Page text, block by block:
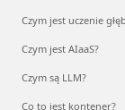
Czym jest uczenie
Czym jest AIaaS?
Czym są LLM?
Co to jest kontener?